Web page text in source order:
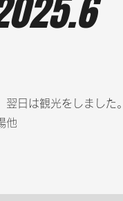
日は観光をしました。
他